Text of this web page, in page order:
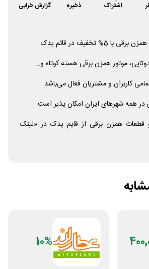
اشتراک ذخیره گزارش خرابی
5% تخفیف در قائم یدک
موتور همزن برقی هسته کوتاه و..
کاربران و مشتریان فعال می‌باشد
همه شهرهای ایران امکان پذیر است
قطعات همزن برقی از قایم یدک در «لینک
10%